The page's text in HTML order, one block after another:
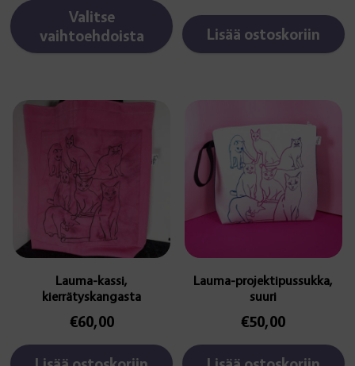
Valitse
vaihtoehdoista
Lisää ostoskoriin
Lauma-kassi,
kierrätyskangasta
€60,00
Lauma-projektipussukka,
suuri
€50,00